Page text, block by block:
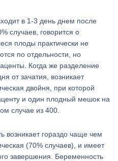
в 1-3 день днем после
случаев, говорится о
плоды практически не
по отдельности, но
Когда же разделение
от зачатия, возникает
двойня, при которой
и один плодный мешок на
случае из 400.
гораздо чаще чем
(70% случаев), и имеет
завершения. Беременность